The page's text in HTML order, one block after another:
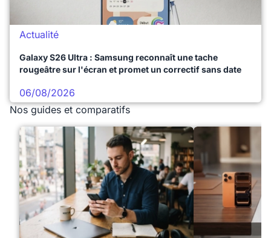
Actualité
Galaxy S26 Ultra : Samsung reconnaît une tache
rougeâtre sur l'écran et promet un correctif sans date
06/08/2026
Nos guides et comparatifs